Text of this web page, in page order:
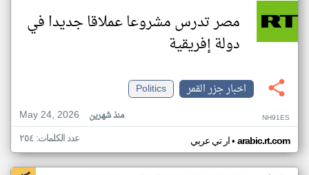
مصر تدرس مشروعا عملاقا جديدا في
دولة إفريقية
اخبار جزر القمر
Politics
May 24, 2026
منذ شهرين NH91ES
ار تي عربي• arabic.rt.com عدد الكلمات: ٢٥٤